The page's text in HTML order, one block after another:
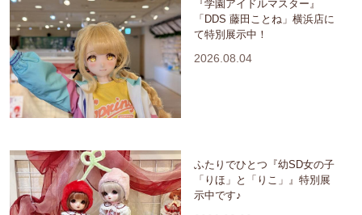
『学園アイドルマスター』
「DDS 藤田ことね」横浜店に
て特別展示中！
2026.08.04
ふたりでひとつ『幼SD女の子
「りほ」と「りこ」』特別展
示中です♪